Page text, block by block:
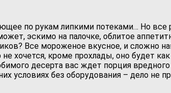
по рукам липкими потеками… Но все
эскимо на палочке, облитое
Все мороженое вкусное, и сложно
кроме прохлады, оно будет как
десерта вас ждет порция вредного
условиях без оборудования – дело не